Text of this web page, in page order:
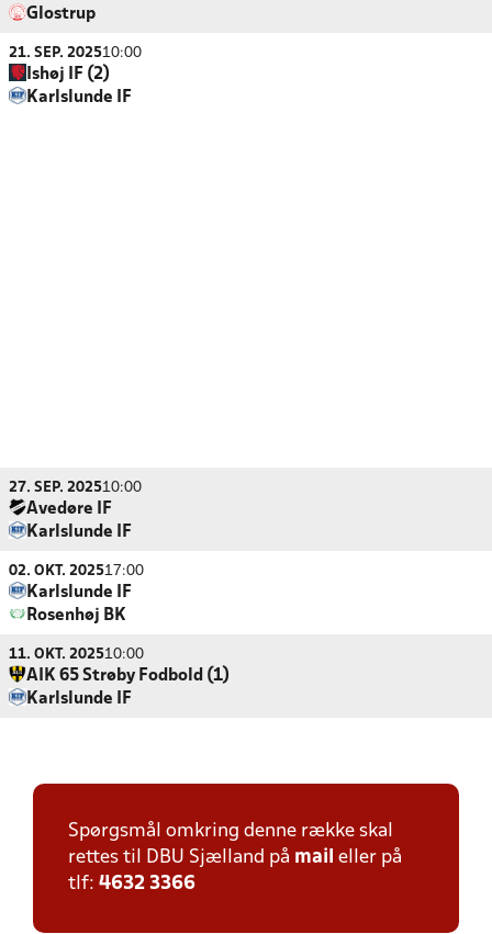
Glostrup
21. SEP. 202510:00
Ishøj IF (2)
Karlslunde IF
27. SEP. 202510:00
Avedøre IF
Karlslunde IF
02. OKT. 202517:00
Karlslunde IF
Rosenhøj BK
11. OKT. 202510:00
AIK 65 Strøby Fodbold (1)
Karlslunde IF
Spørgsmål omkring denne række skal
rettes til DBU Sjælland på mail eller på
tlf: 4632 3366